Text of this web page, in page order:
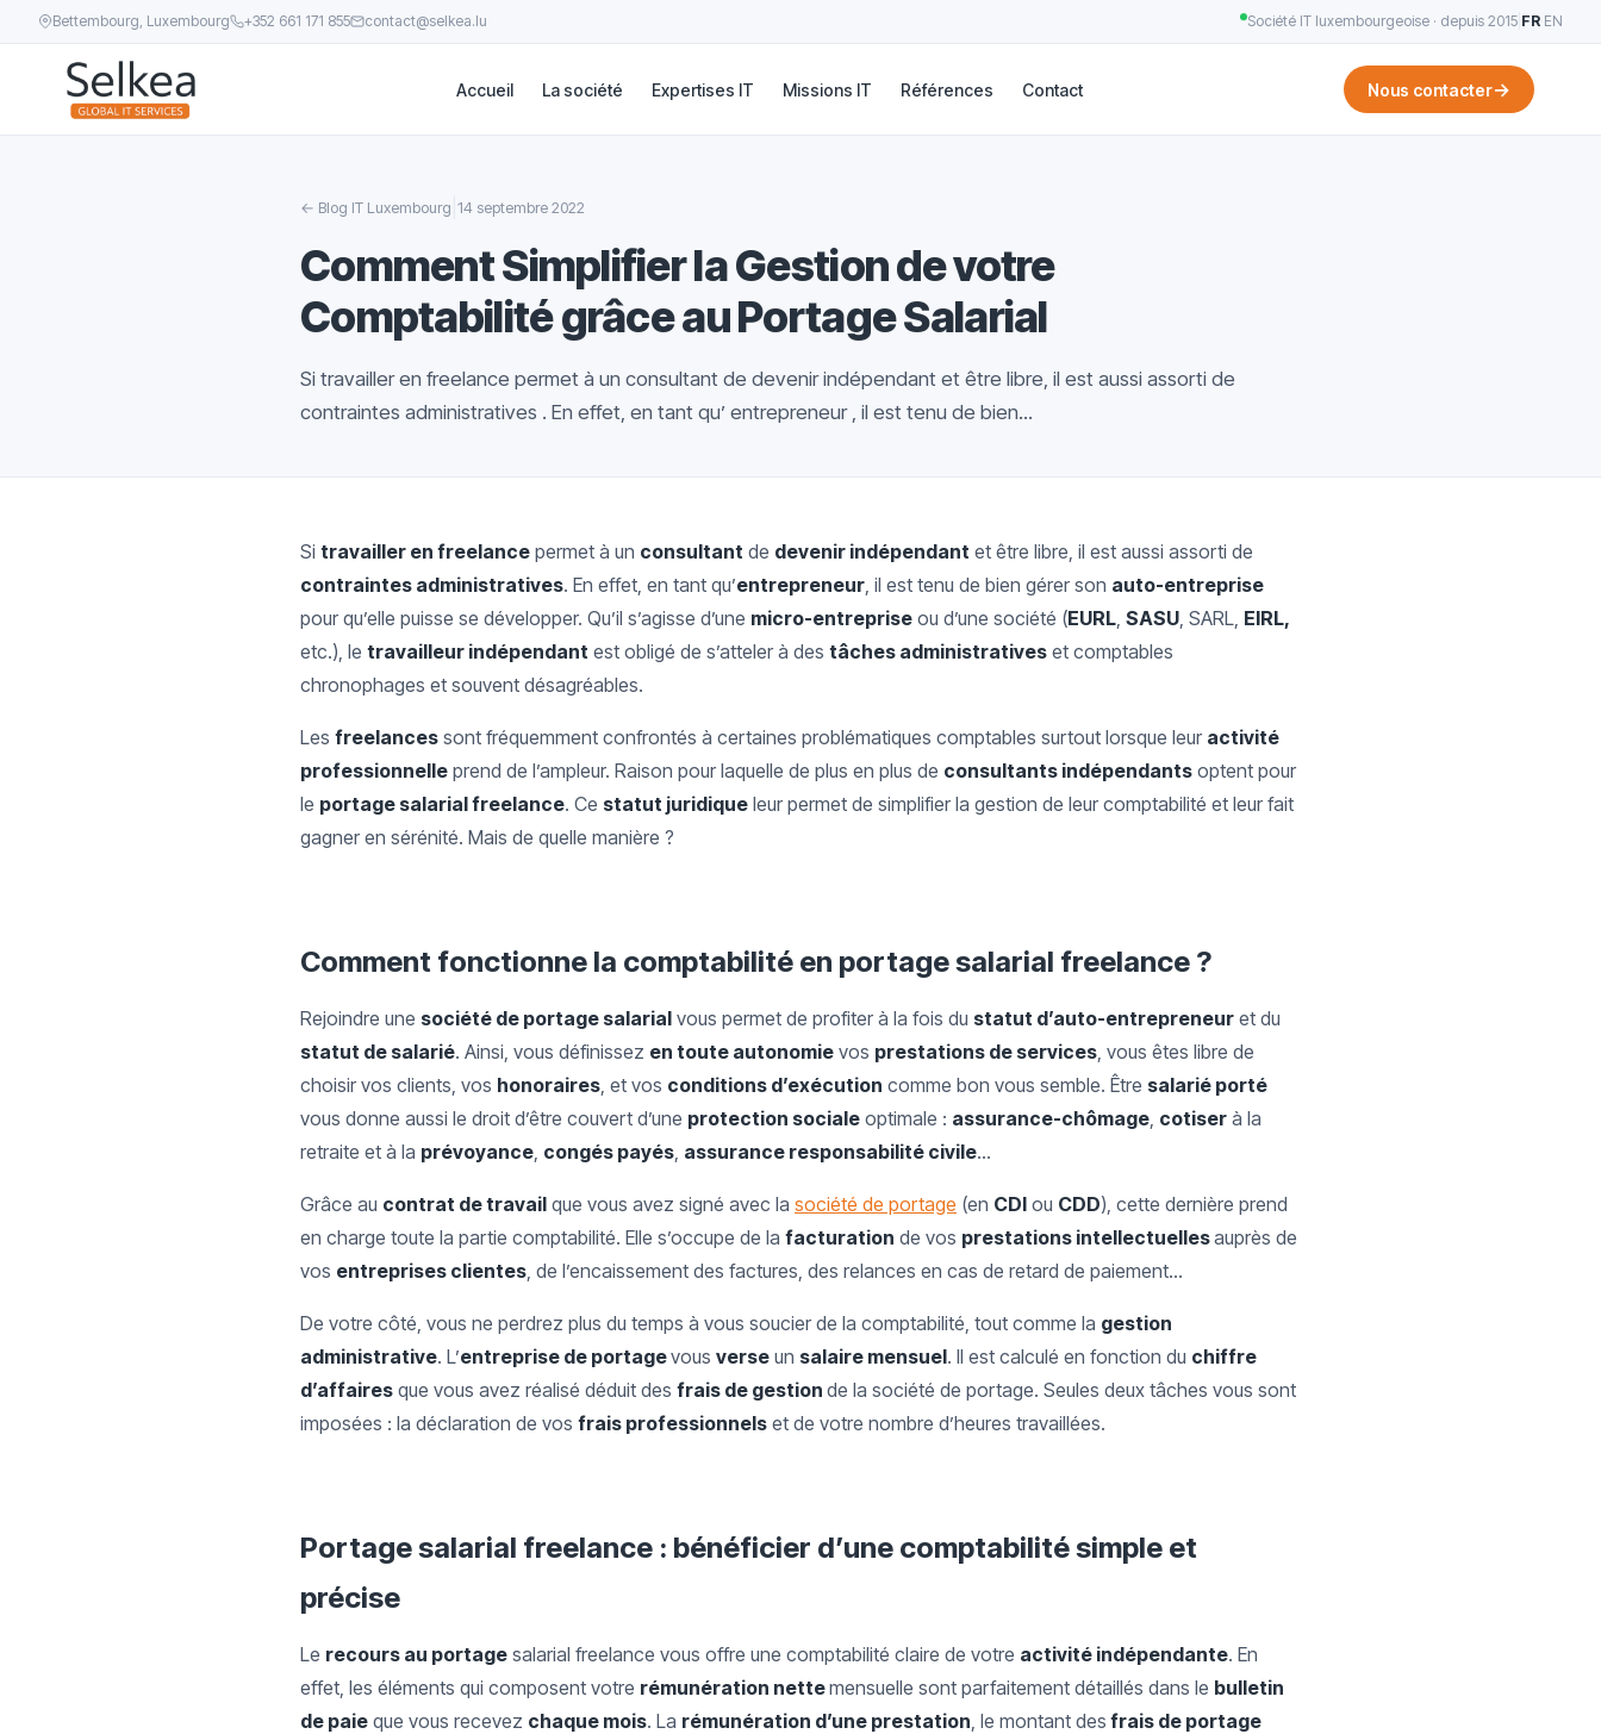
Bettembourg, Luxembourg +352 661 171 855 contact@selkea.lu Société IT luxembourgeoise · depuis 2015 FR EN
Accueil La société Expertises IT Missions IT Références Contact Nous contacter→
← Blog IT Luxembourg 14 septembre 2022
Comment Simplifier la Gestion de votre
Comptabilité grâce au Portage Salarial
Si travailler en freelance permet à un consultant de devenir indépendant et être libre, il est aussi assorti de
contraintes administratives . En effet, en tant qu’ entrepreneur , il est tenu de bien...
Si travailler en freelance permet à un consultant de devenir indépendant et être libre, il est aussi assorti de
contraintes administratives. En effet, en tant qu’entrepreneur, il est tenu de bien gérer son auto-entreprise
pour qu’elle puisse se développer. Qu’il s’agisse d’une micro-entreprise ou d’une société (EURL, SASU, SARL, EIRL,
etc.), le travailleur indépendant est obligé de s’atteler à des tâches administratives et comptables
chronophages et souvent désagréables.
Les freelances sont fréquemment confrontés à certaines problématiques comptables surtout lorsque leur activité
professionnelle prend de l’ampleur. Raison pour laquelle de plus en plus de consultants indépendants optent pour
le portage salarial freelance. Ce statut juridique leur permet de simplifier la gestion de leur comptabilité et leur fait
gagner en sérénité. Mais de quelle manière ?
Comment fonctionne la comptabilité en portage salarial freelance ?
Rejoindre une société de portage salarial vous permet de profiter à la fois du statut d’auto-entrepreneur et du
statut de salarié. Ainsi, vous définissez en toute autonomie vos prestations de services, vous êtes libre de
choisir vos clients, vos honoraires, et vos conditions d’exécution comme bon vous semble. Être salarié porté
vous donne aussi le droit d’être couvert d’une protection sociale optimale : assurance-chômage, cotiser à la
retraite et à la prévoyance, congés payés, assurance responsabilité civile…
Grâce au contrat de travail que vous avez signé avec la société de portage (en CDI ou CDD), cette dernière prend
en charge toute la partie comptabilité. Elle s’occupe de la facturation de vos prestations intellectuellesauprès de
vos entreprises clientes, de l’encaissement des factures, des relances en cas de retard de paiement…
De votre côté, vous ne perdrez plus du temps à vous soucier de la comptabilité, tout comme la gestion
administrative. L’entreprise de portagevous verse un salaire mensuel. Il est calculé en fonction du chiffre
d’affaires que vous avez réalisé déduit des frais de gestion de la société de portage. Seules deux tâches vous sont
imposées : la déclaration de vos frais professionnels et de votre nombre d’heures travaillées.
Portage salarial freelance : bénéficier d’une comptabilité simple et
précise
Le recours au portage salarial freelance vous offre une comptabilité claire de votre activité indépendante. En
effet, les éléments qui composent votre rémunération nettemensuelle sont parfaitement détaillés dans le bulletin
de paie que vous recevez chaque mois. La rémunération d’une prestation, le montant des frais de portage